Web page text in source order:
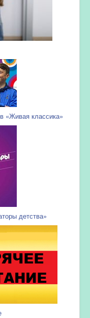
«Живая классика»
детства»